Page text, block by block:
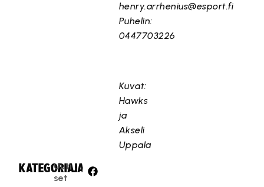
henry.arrhenius@esport.fi
Puhelin:
0447703226
Kuvat:
Hawks
ja
Akseli
Uppala
KATEGORIA:
Uuti
set
JAA: